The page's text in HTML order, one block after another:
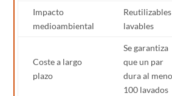
Impacto
medioambiental
lavables
Coste a largo
plazo
Se garantiza
que un par
dura al
100 lavados